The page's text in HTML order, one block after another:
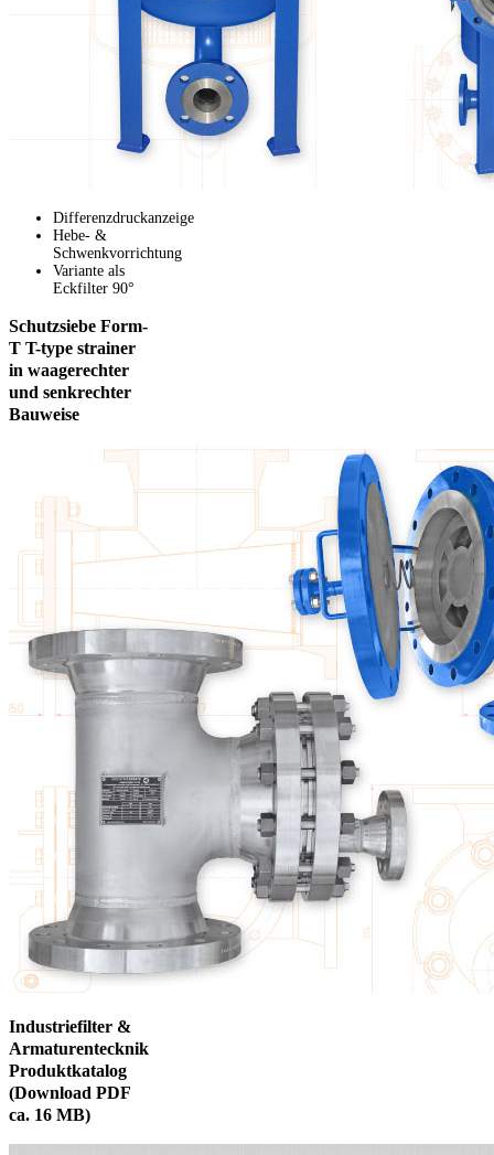
Differenzdruckanzeige
Hebe- &
Schwenkvorrichtung
Variante als
Eckfilter 90°
Schutzsiebe Form-
T T-type strainer
in waagerechter
und senkrechter
Bauweise
Industriefilter &
Armaturentecknik
Produktkatalog
(Download PDF
ca. 16 MB)